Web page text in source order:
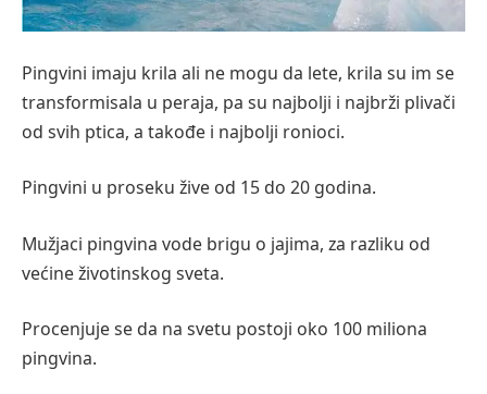
Pingvini imaju krila ali ne mogu da lete, krila su im se
transformisala u peraja, pa su najbolji i najbrži plivači
od svih ptica, a takođe i najbolji ronioci.
Pingvini u proseku žive od 15 do 20 godina.
Mužjaci pingvina vode brigu o jajima, za razliku od
većine životinskog sveta.
Procenjuje se da na svetu postoji oko 100 miliona
pingvina.